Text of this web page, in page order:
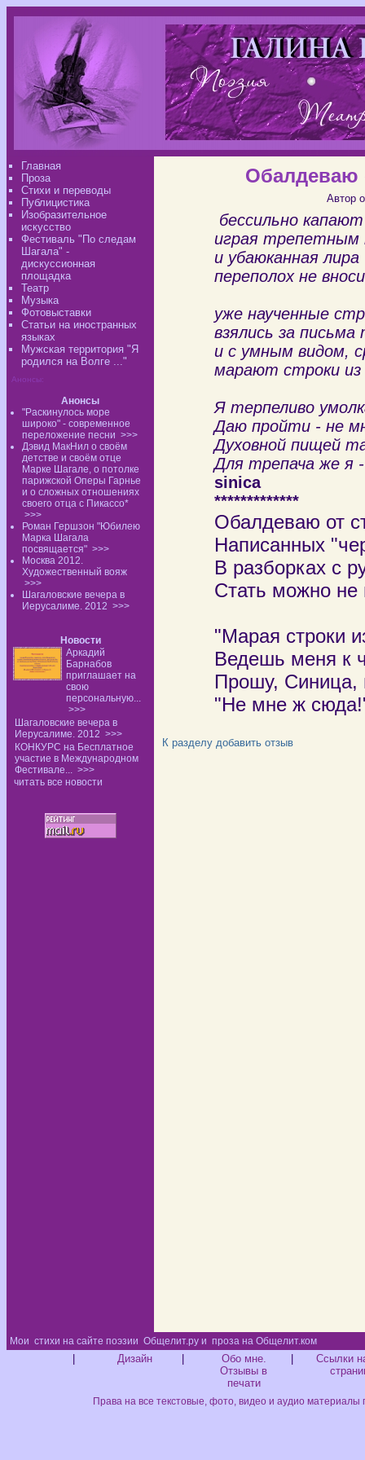
Главная
Проза
Стихи и переводы
Публицистика
Изобразительное
искусство
Фестиваль "По следам
Шагала" -
дискуссионная
площадка
Театр
Музыка
Фотовыставки
Статьи на иностранных
языках
Мужская территория "Я
родился на Волге ..."
Анонсы:
Анонсы
"Раскинулось море
широко" - современное
переложение песни >>>
Дэвид МакНил о своём
детстве и своём отце
Марке Шагале, о потолке
парижской Оперы Гарнье
и о сложных отношениях
своего отца с Пикассо*
>>>
Роман Гершзон "Юбилею
Марка Шагала
посвящается" >>>
Москва 2012.
Художественный вояж
>>>
Шагаловские вечера в
Иерусалиме. 2012 >>>
Новости
Аркадий
Барнабов
приглашает на
свою
персональную...
>>>
Шагаловские вечера в
Иерусалиме. 2012 >>>
КОНКУРС на Бесплатное
участие в Международном
Фестивале... >>>
читать все новости
Обалдеваю
Автор
бессильно
играя трепетным
и убаюканная лира
переполох не
уже наученные
взялись за письма
и с умным видом,
марают строки из
Я терпеливо
Даю пройти - не
Духовной пищей
Для трепача же я
sinica
*************
Обалдеваю от
Написанных
В разборках с
Стать можно не
"Марая строки
Ведешь меня к
Прошу, Синица,
"Не мне ж
К разделу добавить отзыв
Мои стихи на сайте поэзии Общелит.ру и проза на Общелит.ком
Дизайн
Обо мне.
Отзывы в
печати
Ссылки
Права на все текстовые, фото, видео и аудио